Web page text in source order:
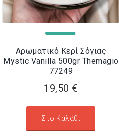
Αρωματικό Κερί Σόγιας
Mystic Vanilla 500gr Themagio
77249
19,50 €
Στο Καλάθι